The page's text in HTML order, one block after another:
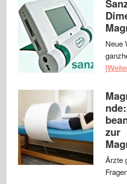
Neue
zur
Ärzte